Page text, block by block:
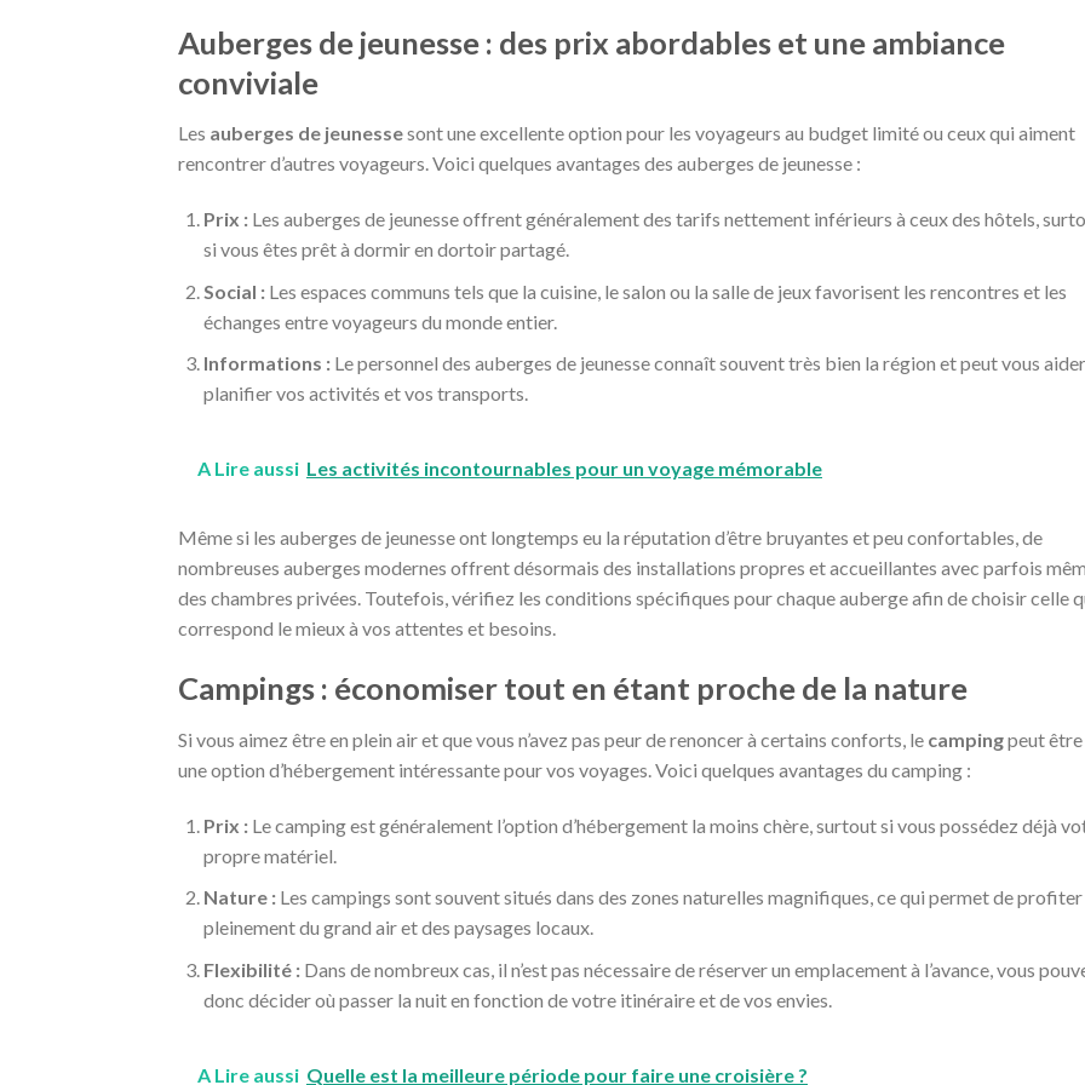
Auberges de jeunesse : des prix abordables et une ambiance
conviviale
Les auberges de jeunessesont une excellente option pour les voyageurs au budget limité ou ceux qui aiment
rencontrer d’autres voyageurs. Voici quelques avantages des auberges de jeunesse :
Prix :Les auberges de jeunesse offrent généralement des tarifs nettement inférieurs à ceux des hôtels,
si vous êtes prêt à dormir en dortoir partagé.
Social :Les espaces communs tels que la cuisine, le salon ou la salle de jeux favorisent les rencontres et les
échanges entre voyageurs du monde entier.
Informations :Le personnel des auberges de jeunesse connaît souvent très bien la région et peut vous
planifier vos activités et vos transports.
A Lire aussi Les activités incontournables pour un voyage mémorable
Même si les auberges de jeunesse ont longtemps eu la réputation d’être bruyantes et peu confortables, de
nombreuses auberges modernes offrent désormais des installations propres et accueillantes avec parfois
des chambres privées. Toutefois, vérifiez les conditions spécifiques pour chaque auberge afin de choisir celle
correspond le mieux à vos attentes et besoins.
Campings : économiser tout en étant proche de la nature
Si vous aimez être en plein air et que vous n’avez pas peur de renoncer à certains conforts, le campingpeut être
une option d’hébergement intéressante pour vos voyages. Voici quelques avantages du camping :
Prix :Le camping est généralement l’option d’hébergement la moins chère, surtout si vous possédez déjà
propre matériel.
Nature :Les campings sont souvent situés dans des zones naturelles magnifiques, ce qui permet de profiter
pleinement du grand air et des paysages locaux.
Flexibilité :Dans de nombreux cas, il n’est pas nécessaire de réserver un emplacement à l’avance, vous
donc décider où passer la nuit en fonction de votre itinéraire et de vos envies.
A Lire aussi Quelle est la meilleure période pour faire une croisière ?